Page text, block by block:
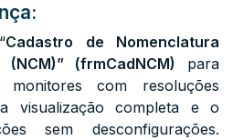
Cadastro de Nomenclatura
(frmCadNCM) para
com resoluções
visualização completa e o
sem desconfigurações.